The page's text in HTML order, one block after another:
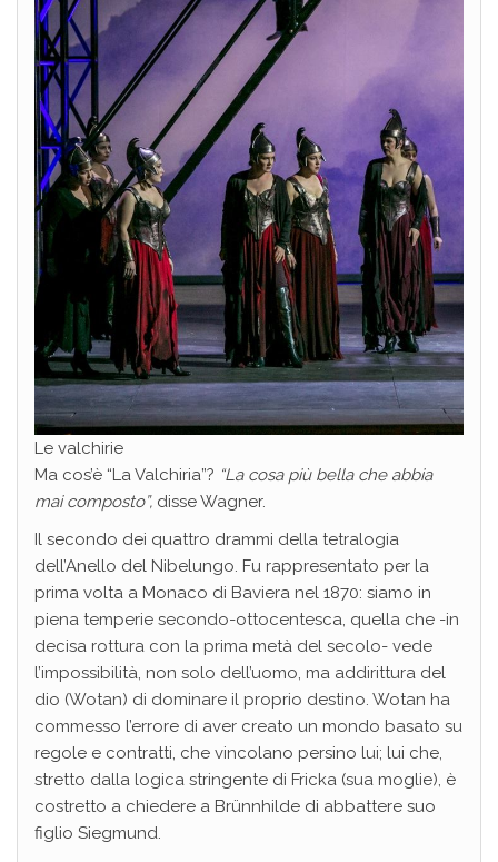
Le valchirie
Ma cos’è “La Valchiria”? “La cosa più bella che abbia
mai composto”, disse Wagner.
Il secondo dei quattro drammi della tetralogia
dell’Anello del Nibelungo. Fu rappresentato per la
prima volta a Monaco di Baviera nel 1870: siamo in
piena temperie secondo-ottocentesca, quella che -in
decisa rottura con la prima metà del secolo- vede
l’impossibilità, non solo dell’uomo, ma addirittura del
dio (Wotan) di dominare il proprio destino. Wotan ha
commesso l’errore di aver creato un mondo basato su
regole e contratti, che vincolano persino lui; lui che,
stretto dalla logica stringente di Fricka (sua moglie), è
costretto a chiedere a Brünnhilde di abbattere suo
figlio Siegmund.